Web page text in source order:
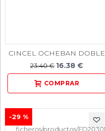
CINCEL OCHEBAN DOBLE
23.40 € 16.38 €
-29 %